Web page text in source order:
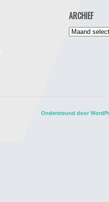
ARCHIEF
Archief
Ondersteund door